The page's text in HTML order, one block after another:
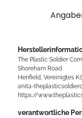
The Plastic Soldier
Shoreham Road
Henfield, Vereinigtes
anita-
https://
verantwortliche